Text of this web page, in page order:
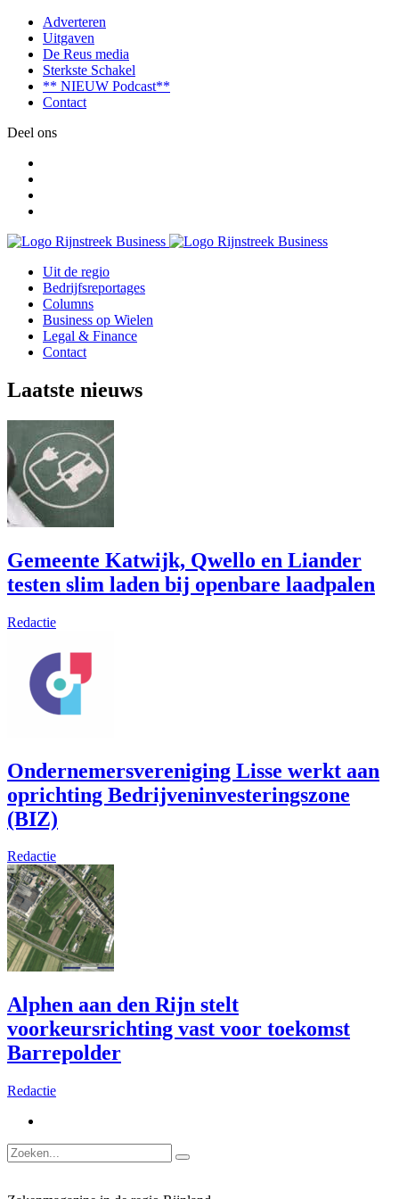
Adverteren
Uitgaven
De Reus media
Sterkste Schakel
** NIEUW Podcast**
Contact
Deel ons
Uit de regio
Bedrijfsreportages
Columns
Business op Wielen
Legal & Finance
Contact
Laatste nieuws
Gemeente Katwijk, Qwello en Liander
testen slim laden bij openbare laadpalen
Redactie
Ondernemersvereniging Lisse werkt aan
oprichting Bedrijveninvesteringszone
(BIZ)
Redactie
Alphen aan den Rijn stelt
voorkeursrichting vast voor toekomst
Barrepolder
Redactie